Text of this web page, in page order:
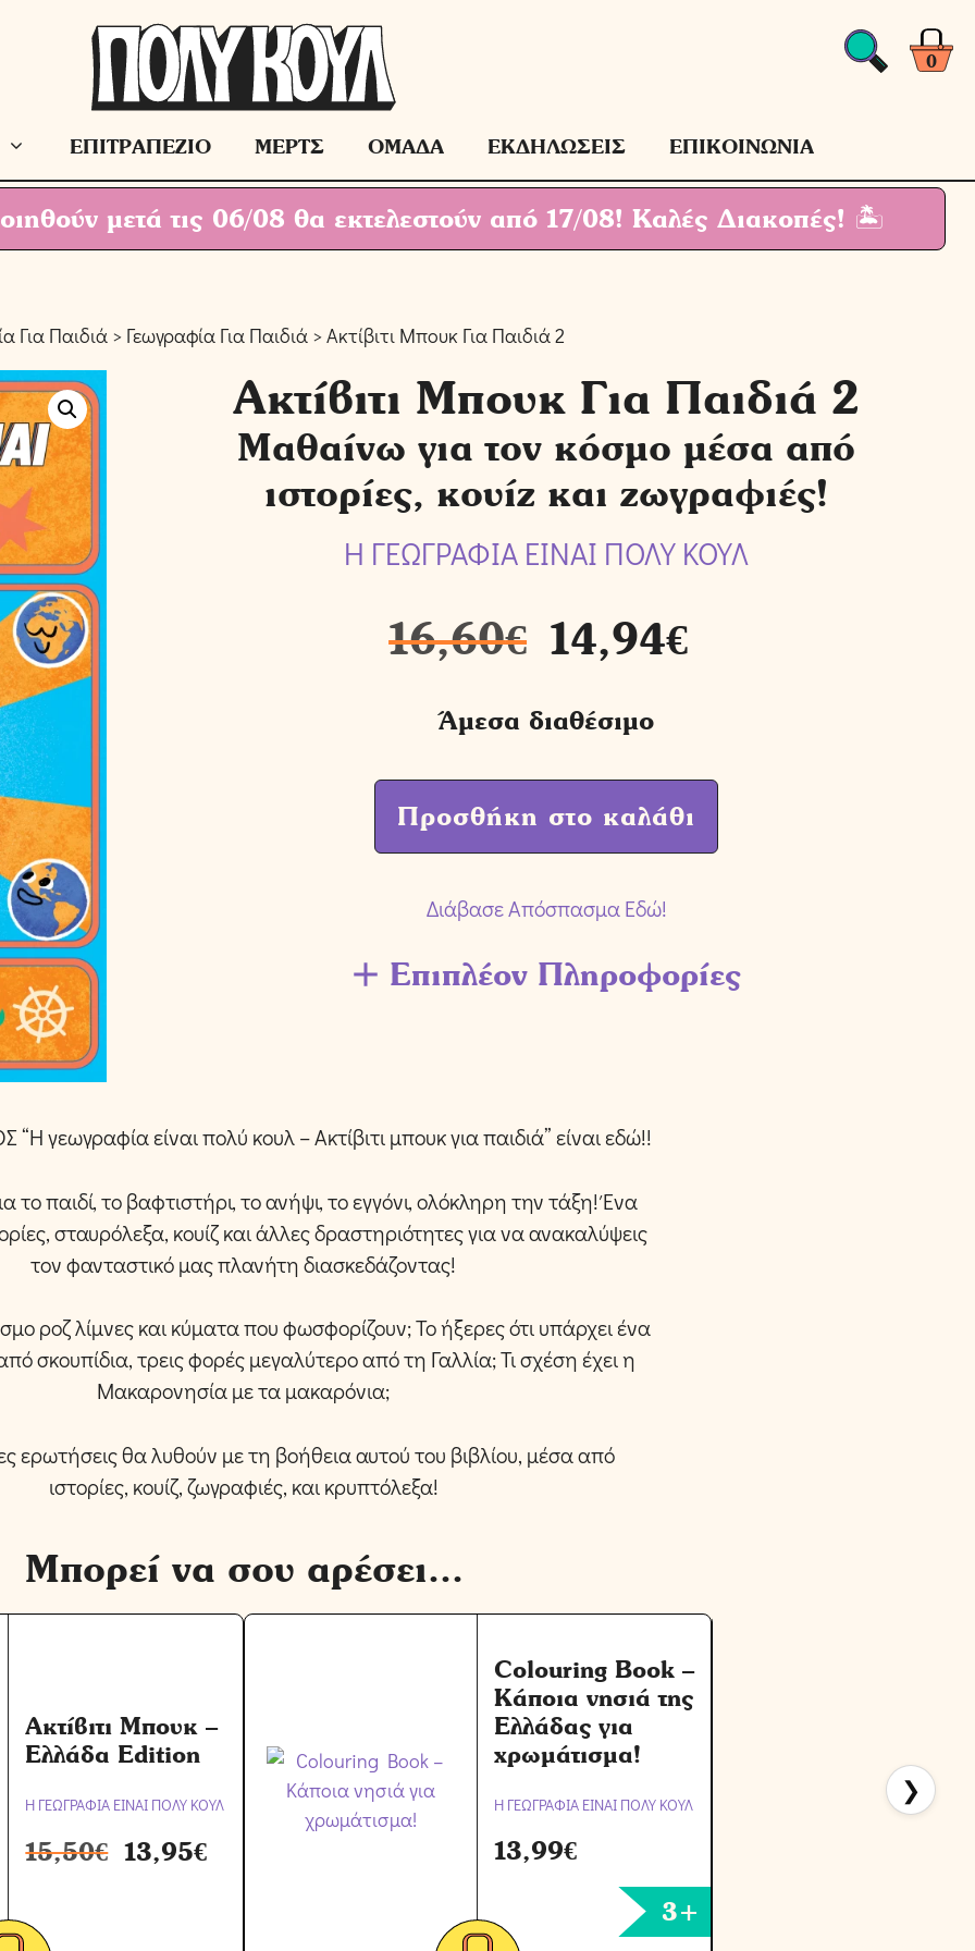
0
ΕΠΙΤΡΑΠΕΖΙΟ ΜΕΡΤΣ ΟΜΑΔΑ ΕΚΔΗΛΩΣΕΙΣ ΕΠΙΚΟΙΝΩΝΙΑ
μετά τις 06/08 θα εκτελεστούν από 17/08! Καλές Διακοπές! 🏝
Για Παιδιά> Γεωγραφία Για Παιδιά> Ακτίβιτι Μπουκ Για Παιδιά 2
Ακτίβιτι Μπουκ Για Παιδιά 2
Μαθαίνω για τον κόσμο μέσα από
ιστορίες, κουίζ και ζωγραφιές!
Η ΓΕΩΓΡΑΦΙΑ ΕΙΝΑΙ ΠΟΛΥ ΚΟΥΛ
16,60€ 14,94€
Άμεσα διαθέσιμο
Προσθήκη στο καλάθι
Διάβασε Απόσπασμα Εδώ!
Επιπλέον Πληροφορίες
γεωγραφία είναι πολύ κουλ – Ακτίβιτι μπουκ για παιδιά” είναι εδώ!!
το παιδί, το βαφτιστήρι, το ανήψι, το εγγόνι, ολόκληρη την τάξη! Ένα
σταυρόλεξα, κουίζ και άλλες δραστηριότητες για να ανακαλύψεις
τον φανταστικό μας πλανήτη διασκεδάζοντας!
ροζ λίμνες και κύματα που φωσφορίζουν; Το ήξερες ότι υπάρχει ένα
σκουπίδια, τρεις φορές μεγαλύτερο από τη Γαλλία; Τι σχέση έχει η
Μακαρονησία με τα μακαρόνια;
ερωτήσεις θα λυθούν με τη βοήθεια αυτού του βιβλίου, μέσα από
ιστορίες, κουίζ, ζωγραφιές, και κρυπτόλεξα!
Μπορεί να σου αρέσει...
Ακτίβιτι Μπουκ –
Ελλάδα Edition
Η ΓΕΩΓΡΑΦΙΑ ΕΙΝΑΙ ΠΟΛΥ ΚΟΥΛ
15,50€ 13,95€
Colouring Book –
Κάποια νησιά της
Ελλάδας για
χρωμάτισμα!
Η ΓΕΩΓΡΑΦΙΑ ΕΙΝΑΙ ΠΟΛΥ ΚΟΥΛ
13,99€
3+
❯